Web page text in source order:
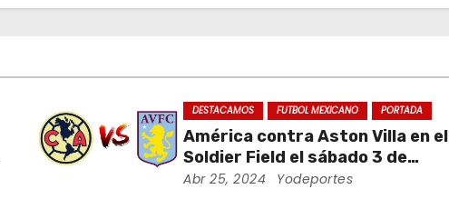
DESTACAMOS FUTBOL MEXICANO PORTADA
América contra Aston Villa en el
Soldier Field el sábado 3 de
agosto
Abr 25, 2024 Yodeportes